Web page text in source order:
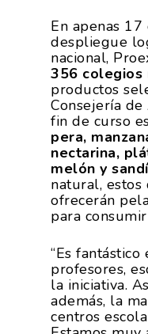
En apenas
despliegue
nacional,
356 colegios
productos
Consejería
fin de curso
pera,
nectarina,
melón y
natural,
ofrecerán
para
“Es
profesores,
la iniciativa.
además, la
centros